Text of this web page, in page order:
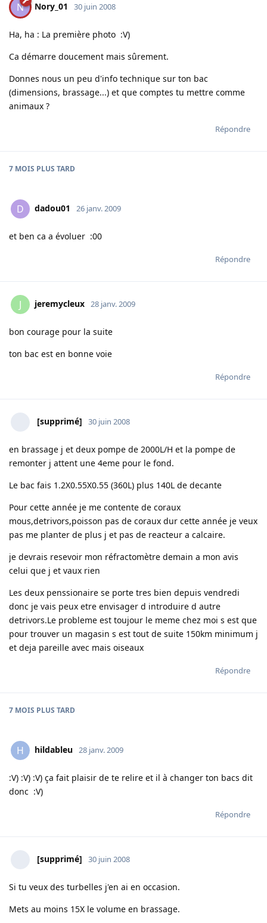
N Nory_01 30 juin 2008
Ha, ha : La première photo :V)
Ca démarre doucement mais sûrement.
Donnes nous un peu d'info technique sur ton bac
(dimensions, brassage...) et que comptes tu mettre comme
animaux ?
Répondre
7 MOIS PLUS TARD
D dadou01 26 janv. 2009
et ben ca a évoluer :00
Répondre
J jeremycleux 28 janv. 2009
bon courage pour la suite
ton bac est en bonne voie
Répondre
[supprimé] 30 juin 2008
en brassage j et deux pompe de 2000L/H et la pompe de
remonter j attent une 4eme pour le fond.
Le bac fais 1.2X0.55X0.55 (360L) plus 140L de decante
Pour cette année je me contente de coraux
mous,detrivors,poisson pas de coraux dur cette année je veux
pas me planter de plus j et pas de reacteur a calcaire.
je devrais resevoir mon réfractomètre demain a mon avis
celui que j et vaux rien
Les deux penssionaire se porte tres bien depuis vendredi
donc je vais peux etre envisager d introduire d autre
detrivors.Le probleme est toujour le meme chez moi s est que
pour trouver un magasin s est tout de suite 150km minimum j
et deja pareille avec mais oiseaux
Répondre
7 MOIS PLUS TARD
H hildableu 28 janv. 2009
:V) :V) :V) ça fait plaisir de te relire et il à changer ton bacs dit
donc :V)
Répondre
[supprimé] 30 juin 2008
Si tu veux des turbelles j'en ai en occasion.
Mets au moins 15X le volume en brassage.